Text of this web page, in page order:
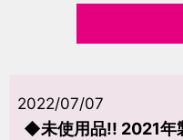
2022/07/07
◆未使用品!! 2021年